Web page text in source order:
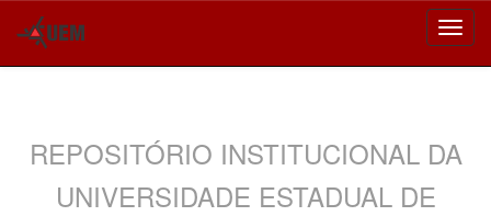
REPOSITÓRIO INSTITUCIONAL DA
UNIVERSIDADE ESTADUAL DE